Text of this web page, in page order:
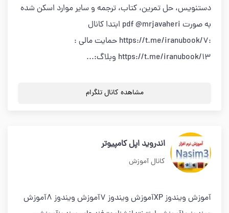
دستنویس، حل تمرین، کتاب، ترجمه و سایر موارد اسکن شده
به صورت pdf @mrjavaheri ابتدا کانال
:https://t.me/iranubook/7 حمایت مالی :
https://t.me/iranubook/13 وبلاگ:...
مشاهده کانال تلگرام
اندروید اپل کامپیوتر
کانال آموزش
آموزش ویندوز XPآموزش ویندوز 7آموزش ویندوز 8آموزش